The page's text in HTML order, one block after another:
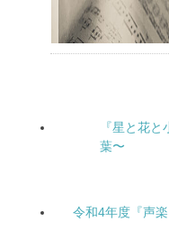
『星と花
葉〜
令和4年度『声